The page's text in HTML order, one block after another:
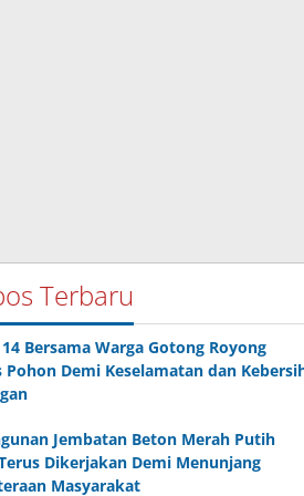
Terbaru
Bersama Warga Gotong Royong
Pohon Demi Keselamatan dan
Jembatan Beton Merah Putih
Dikerjakan Demi Menunjang
Masyarakat